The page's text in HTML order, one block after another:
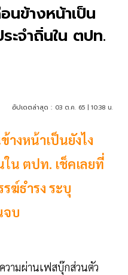
นข้างหน้าเป็น
ะจำถิ่นใน ตปท.
อัปเดตล่าสุด : 03 ต.ค. 65 | 10:38 น.
างหน้าเป็นยังไง
ใน ตปท. เช็คเลยที่
ฆ์ธำรง ระบุ
จบ
วามผ่านเฟสบุ๊กส่วนตัว